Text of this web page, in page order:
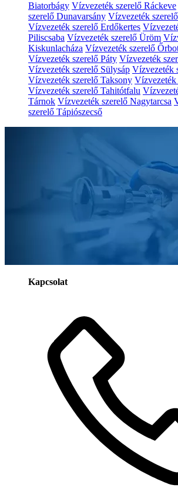
Biatorbágy Vízvezeték szerelő Ráckeve
szerelő Dunavarsány Vízvezeték
Vízvezeték szerelő Erdőkertes
Piliscsaba Vízvezeték szerelő Üröm
Kiskunlacháza Vízvezeték szerelő
Vízvezeték szerelő Páty Vízvezeték
Vízvezeték szerelő Sülysáp Vízvezeték
Vízvezeték szerelő Taksony Vízvezeték
Vízvezeték szerelő Tahitótfalu
Tárnok Vízvezeték szerelő Nagytarcsa
szerelő Tápiószecső
Kapcsolat